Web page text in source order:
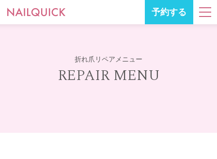
予約する
折れ爪リペアメニュー
REPAIR MENU